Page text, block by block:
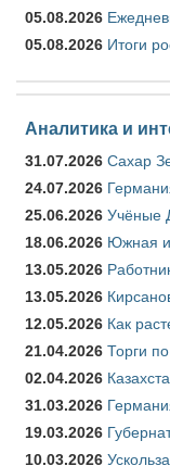
05.08.2026
05.08.2026 Итоги
Аналитика и
31.07.2026 Сахар
24.07.2026
25.06.2026 Учёные
18.06.2026 Южная и
13.05.2026
13.05.2026
12.05.2026 Как
21.04.2026 Торги
02.04.2026
31.03.2026
19.03.2026
10.03.2026